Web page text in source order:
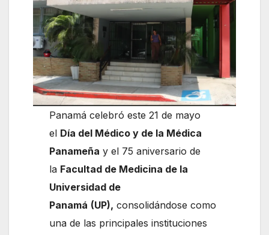
Panamá celebró este 21 de mayo
el Día del Médico y de la Médica
Panameña y el 75 aniversario de
la Facultad de Medicina de la
Universidad de
Panamá (UP), consolidándose como
una de las principales instituciones